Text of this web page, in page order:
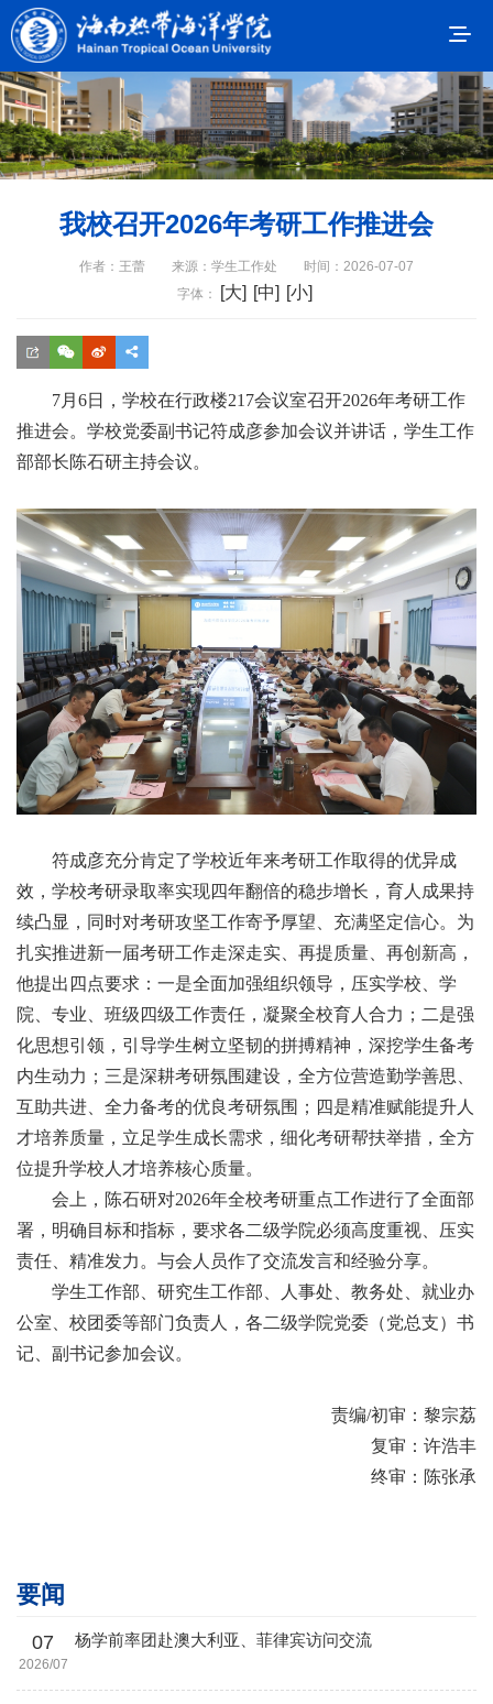
我校召开2026年考研工作推进会
作者：王蕾 来源：学生工作处
时间：2026-07-07
字体：
[大] [中] [小]
7月6日，学校在行政楼217会议室召开2026年考研工作
推进会。学校党委副书记符成彦参加会议并讲话，学生工作
部部长陈石研主持会议。
符成彦充分肯定了学校近年来考研工作取得的优异成
效，学校考研录取率实现四年翻倍的稳步增长，育人成果持
续凸显，同时对考研攻坚工作寄予厚望、充满坚定信心。为
扎实推进新一届考研工作走深走实、再提质量、再创新高，
他提出四点要求：一是全面加强组织领导，压实学校、学
院、专业、班级四级工作责任，凝聚全校育人合力；二是强
化思想引领，引导学生树立坚韧的拼搏精神，深挖学生备考
内生动力；三是深耕考研氛围建设，全方位营造勤学善思、
互助共进、全力备考的优良考研氛围；四是精准赋能提升人
才培养质量，立足学生成长需求，细化考研帮扶举措，全方
位提升学校人才培养核心质量。
会上，陈石研对2026年全校考研重点工作进行了全面部
署，明确目标和指标，要求各二级学院必须高度重视、压实
责任、精准发力。与会人员作了交流发言和经验分享。
学生工作部、研究生工作部、人事处、教务处、就业办
公室、校团委等部门负责人，各二级学院党委（党总支）书
记、副书记参加会议。
责编/初审：黎宗荔
复审：许浩丰
终审：陈张承
要闻
07
2026/07
杨学前率团赴澳大利亚、菲律宾访问交流